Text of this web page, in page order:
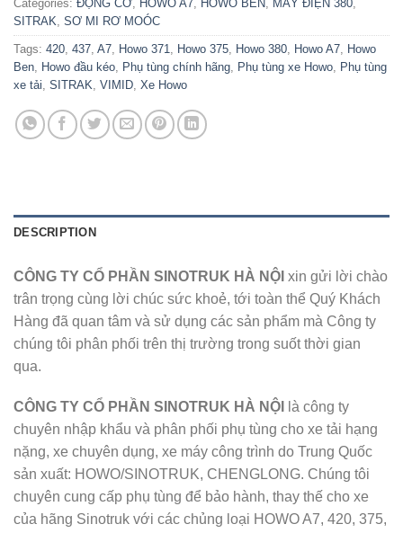
Categories: ĐỘNG CƠ HOWO A7 HOWO BEN MÁY ĐIỆN 380
SITRAK SƠ MI RƠ MOÓC
Tags: 420 437 A7 Howo 371 Howo 375 Howo 380 Howo A7 Howo
Ben Howo đầu kéo Phụ tùng chính hãng Phụ tùng xe Howo Phụ tùng
xe tải SITRAK VIMID Xe Howo
DESCRIPTION
CÔNG TY CỔ PHẦN SINOTRUK HÀ NỘI xin gửi lời chào
trân trọng cùng lời chúc sức khoẻ, tới toàn thể Quý Khách
Hàng đã quan tâm và sử dụng các sản phẩm mà Công ty
chúng tôi phân phối trên thị trường trong suốt thời gian
qua.
CÔNG TY CỔ PHẦN SINOTRUK HÀ NỘI
là công ty
chuyên nhập khẩu và phân phối phụ tùng cho xe tải hạng
nặng, xe chuyên dụng, xe máy công trình do Trung Quốc
sản xuất: HOWO/SINOTRUK, CHENGLONG. Chúng tôi
chuyên cung cấp phụ tùng để bảo hành, thay thế cho xe
của hãng Sinotruk với các chủng loại HOWO A7, 420, 375,